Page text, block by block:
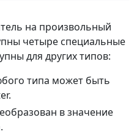
на произвольный
четыре специальные
для других типов:
типа может быть
в значение